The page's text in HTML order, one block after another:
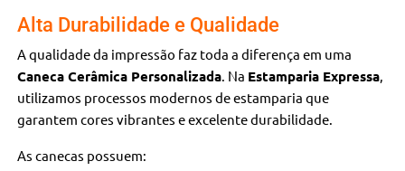
Alta Durabilidade e Qualidade
A qualidade da impressão faz toda a diferença em uma
Caneca Cerâmica Personalizada . Na Estamparia Expressa
utilizamos processos modernos de estamparia que
garantem cores vibrantes e excelente durabilidade.
As canecas possuem: